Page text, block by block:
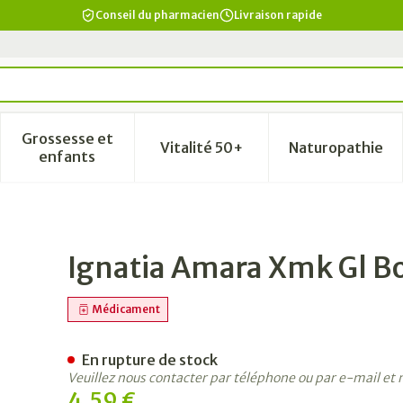
Conseil du pharmacien Livraison rapide
Beauté, soins et hygiène
sous-menu pour la catégorie Régime, alimentation &
Grossesse et
enfantsAfficher le sous-menu pour la catégorie
Vitalité 50+Afficher le sous-menu pour
Naturopathie
Afficher
Ignatia Amara Xmk Gl
Médicament
En rupture de stock
Veuillez nous contacter par téléphone ou par e-mail